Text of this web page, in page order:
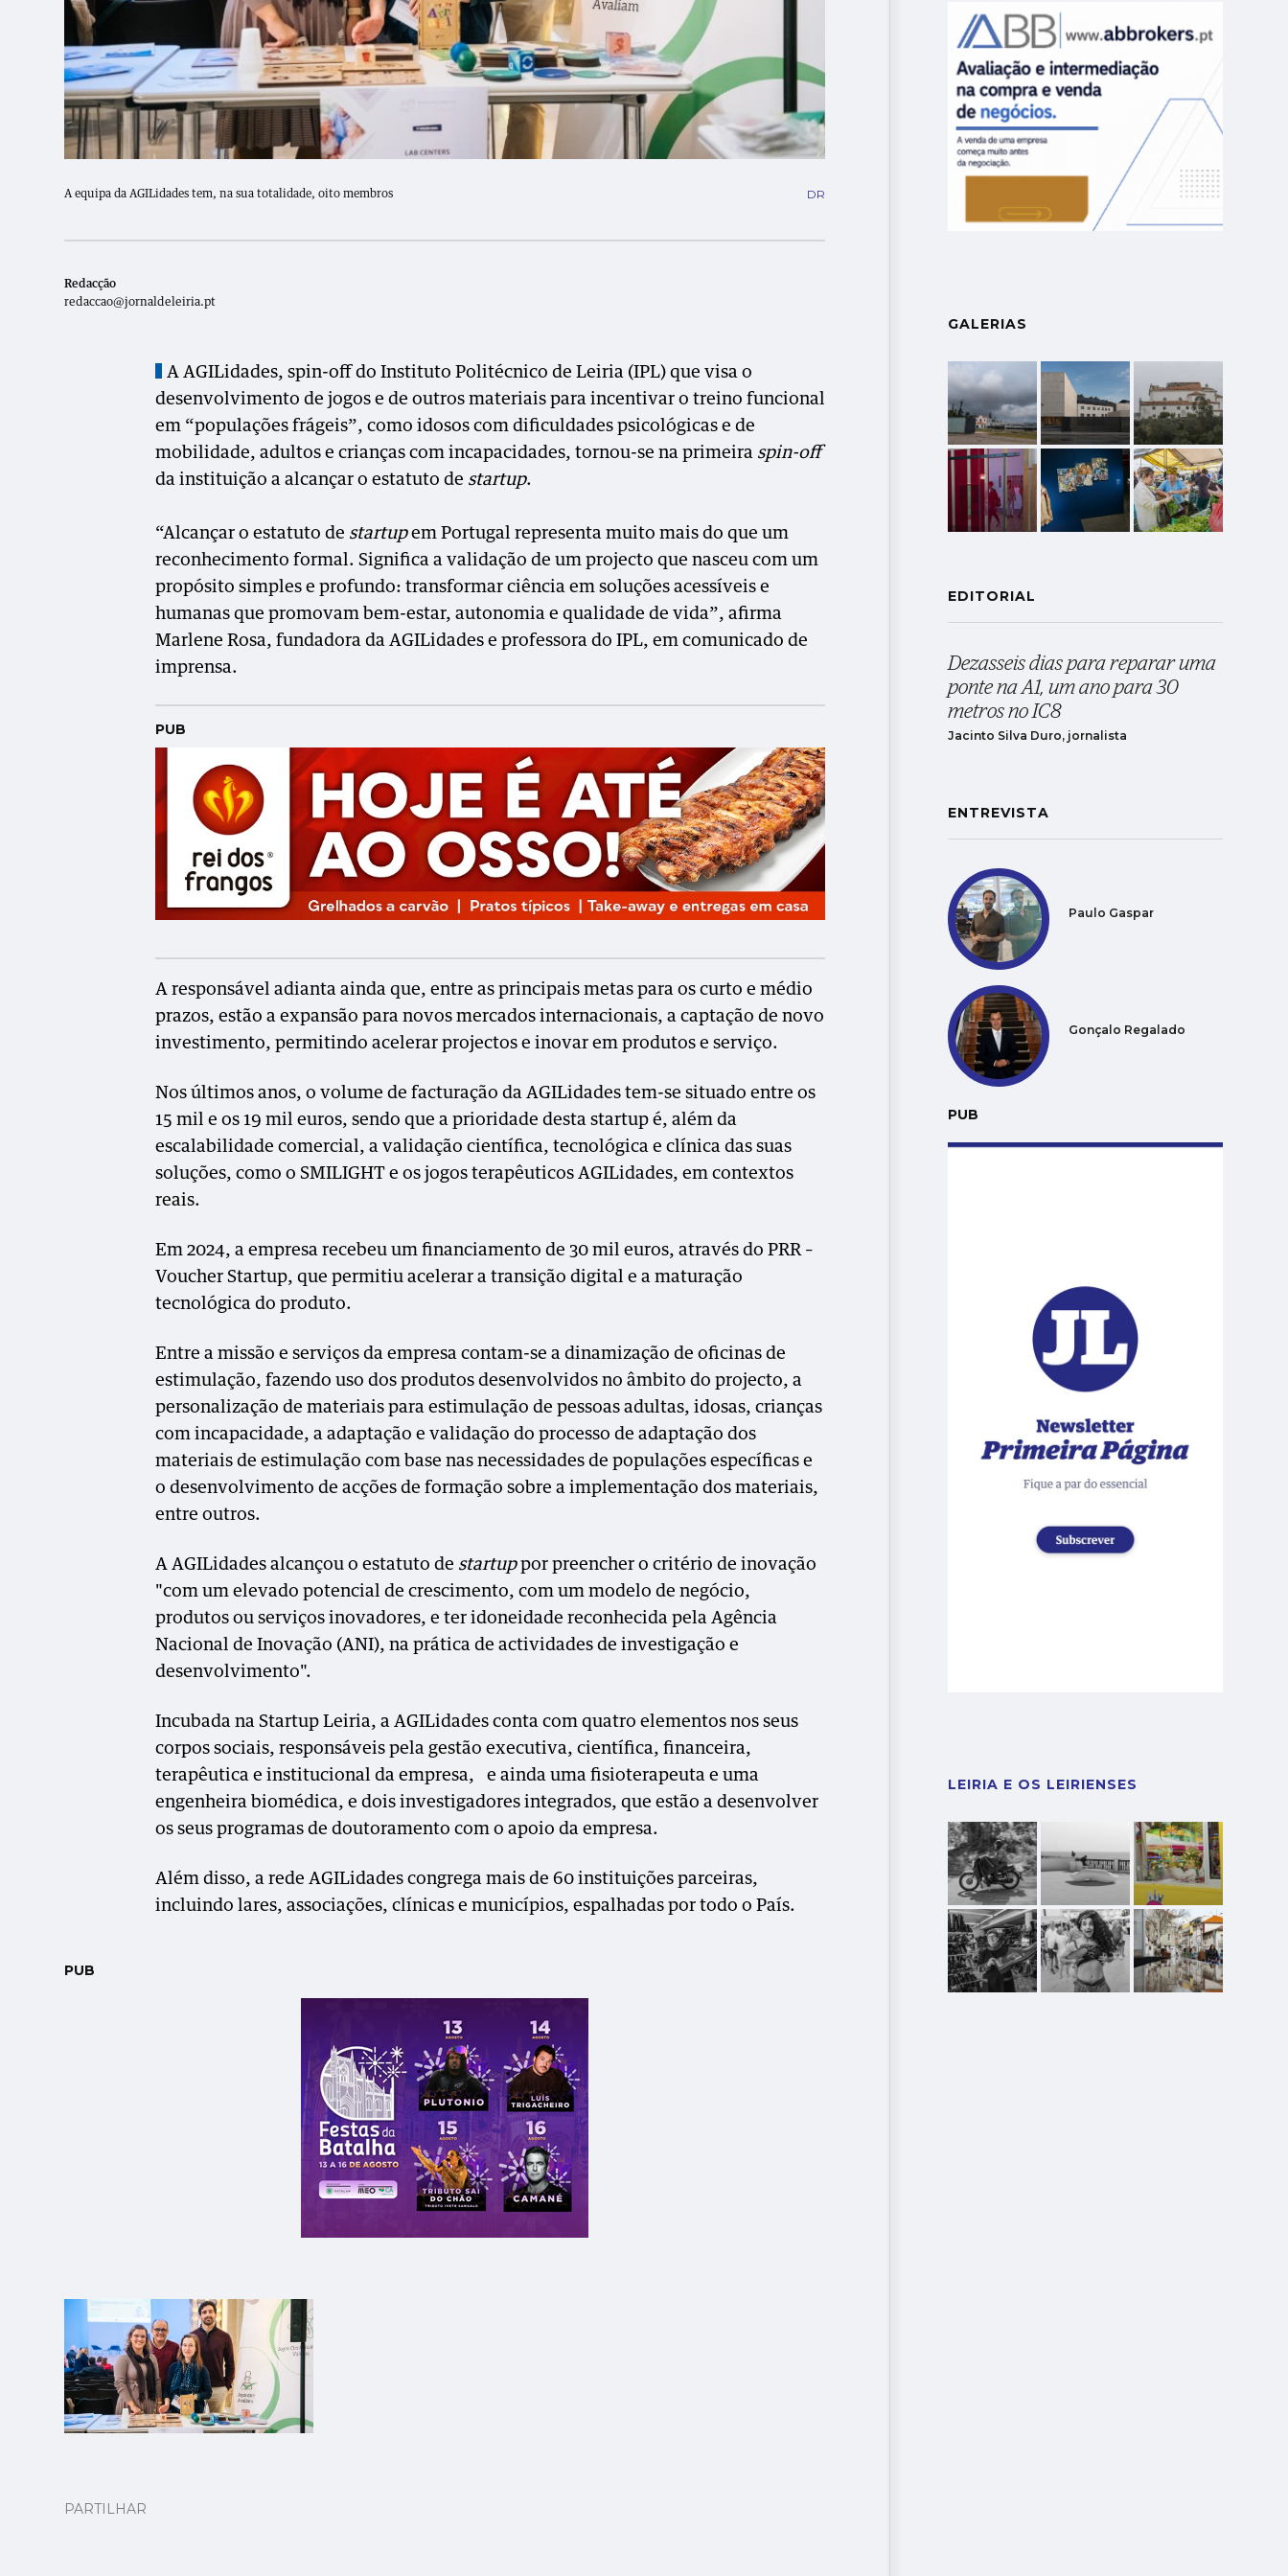
A equipa da AGILidades tem, na sua totalidade, oito membros DR
Redacção
redaccao@jornaldeleiria.pt
A AGILidades, spin-off do Instituto Politécnico de Leiria (IPL) que visa o
desenvolvimento de jogos e de outros materiais para incentivar o treino funcional
em “populações frágeis”, como idosos com dificuldades psicológicas e de
mobilidade, adultos e crianças com incapacidades, tornou-se na primeira spin-off
da instituição a alcançar o estatuto de startup.
“Alcançar o estatuto de startupem Portugal representa muito mais do que um
reconhecimento formal. Significa a validação de um projecto que nasceu com um
propósito simples e profundo: transformar ciência em soluções acessíveis e
humanas que promovam bem-estar, autonomia e qualidade de vida”, afirma
Marlene Rosa, fundadora da AGILidades e professora do IPL, em comunicado de
imprensa.
PUB
A responsável adianta ainda que, entre as principais metas para os curto e médio
prazos, estão a expansão para novos mercados internacionais, a captação de novo
investimento, permitindo acelerar projectos e inovar em produtos e serviço.
Nos últimos anos, o volume de facturação da AGILidades tem-se situado entre os
15 mil e os 19 mil euros, sendo que a prioridade desta startup é, além da
escalabilidade comercial, a validação científica, tecnológica e clínica das suas
soluções, como o SMILIGHT e os jogos terapêuticos AGILidades, em contextos
reais.
Em 2024, a empresa recebeu um financiamento de 30 mil euros, através do PRR –
Voucher Startup, que permitiu acelerar a transição digital e a maturação
tecnológica do produto.
Entre a missão e serviços da empresa contam-se a dinamização de oficinas de
estimulação, fazendo uso dos produtos desenvolvidos no âmbito do projecto, a
personalização de materiais para estimulação de pessoas adultas, idosas, crianças
com incapacidade, a adaptação e validação do processo de adaptação dos
materiais de estimulação com base nas necessidades de populações específicas e
o desenvolvimento de acções de formação sobre a implementação dos materiais,
entre outros.
A AGILidades alcançou o estatuto de startuppor preencher o critério de inovação
"com um elevado potencial de crescimento, com um modelo de negócio,
produtos ou serviços inovadores, e ter idoneidade reconhecida pela Agência
Nacional de Inovação (ANI), na prática de actividades de investigação e
desenvolvimento".
Incubada na Startup Leiria, a AGILidades conta com quatro elementos nos seus
corpos sociais, responsáveis pela gestão executiva, científica, financeira,
terapêutica e institucional da empresa, e ainda uma fisioterapeuta e uma
engenheira biomédica, e dois investigadores integrados, que estão a desenvolver
os seus programas de doutoramento com o apoio da empresa.
Além disso, a rede AGILidades congrega mais de 60 instituições parceiras,
incluindo lares, associações, clínicas e municípios, espalhadas por todo o País.
PUB
PARTILHAR
GALERIAS
EDITORIAL
Dezasseis dias para reparar uma
ponte na A1, um ano para 30
metros no IC8
Jacinto Silva Duro, jornalista
ENTREVISTA
Paulo Gaspar
Gonçalo Regalado
PUB
LEIRIA E OS LEIRIENSES